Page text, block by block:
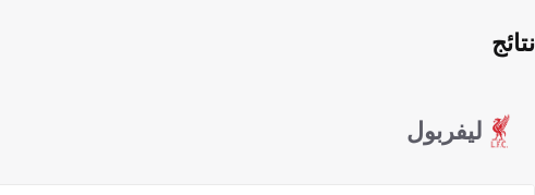
ليفربول
نتائج